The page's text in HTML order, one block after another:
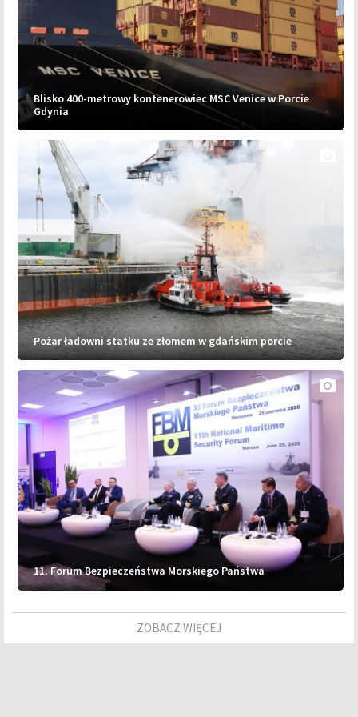
Blisko 400-metrowy kontenerowiec MSC Venice w Porcie
Gdynia
Pożar ładowni statku ze złomem w gdańskim porcie
photo_camera
11. Forum Bezpieczeństwa Morskiego Państwa
ZOBACZ WIĘCEJ